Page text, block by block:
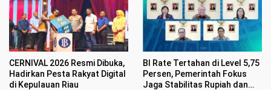
CERNIVAL 2026 Resmi Dibuka,
Hadirkan Pesta Rakyat Digital
di Kepulauan Riau
BI Rate Tertahan di Level 5,75
Persen, Pemerintah Fokus
Jaga Stabilitas Rupiah dan